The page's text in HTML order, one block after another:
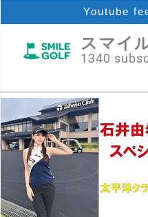
Youtube
スマイ
1340